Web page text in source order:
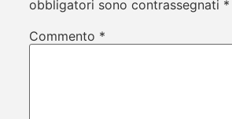
obbligatori sono contrassegnati *
Commento *